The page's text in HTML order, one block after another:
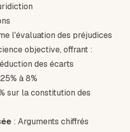
l'évaluation des préjudices
objective, offrant :
des écarts
à 8%
sur la constitution des
: Arguments chiffrés